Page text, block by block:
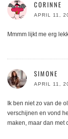
CORINNE
APRIL 11,
Mmmm lijkt me erg
SIMONE
APRIL 11,
Ik ben niet zo van de
verschijnen en vond
maken, maar dan met